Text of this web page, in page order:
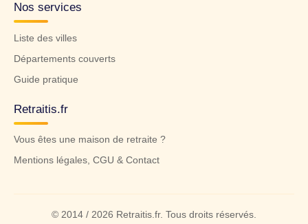
Nos services
Liste des villes
Départements couverts
Guide pratique
Retraitis.fr
Vous êtes une maison de retraite ?
Mentions légales, CGU & Contact
© 2014 / 2026 Retraitis.fr. Tous droits réservés.